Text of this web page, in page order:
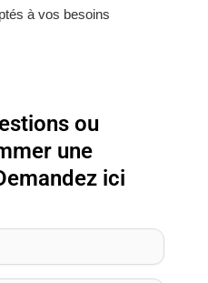
à vos besoins
ou
une
ici